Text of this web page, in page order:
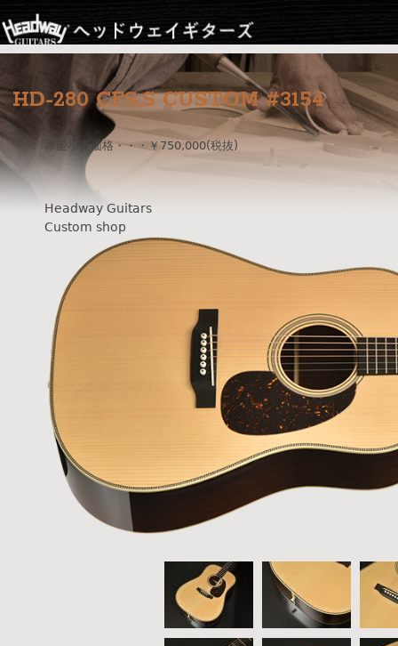
Jump to navigation
HD-280 CFS,S CUSTOM #3154
希望小売価格・・・￥750,000(税抜)
Headway Guitars
Custom shop